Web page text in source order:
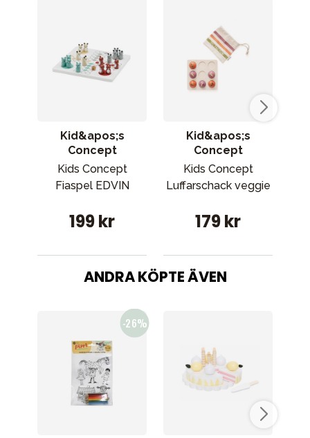
Kid&apos;s
Concept
Kids Concept
Fiaspel EDVIN
199 kr
Kid&apos;s
Concept
Kids Concept
Luffarschack veggie
179 kr
ANDRA KÖPTE ÄVEN